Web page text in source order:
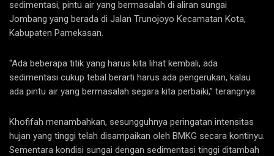
sedimentasi, pintu air yang bermasalah di aliran sungai
Jombang yang berada di Jalan Trunojoyo Kecamatan Kota,
Kabupaten Pamekasan.
“Ada beberapa titik yang harus kita lihat kembali, ada
sedimentasi cukup tebal berarti harus ada pengerukan, kalau
ada pintu air yang bermasalah segara kita perbaiki,” terangnya.
Khofifah menambahkan, sesungguhnya peringatan intensitas
hujan yang tinggi telah disampaikan oleh BMKG secara kontinyu.
Sementara kondisi sungai dengan sedimentasi tinggi ditambah